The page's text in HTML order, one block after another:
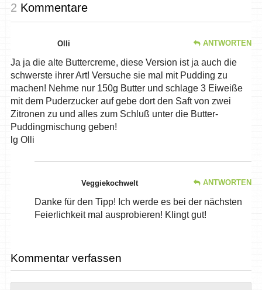
2 Kommentare
Olli ANTWORTEN
Ja ja die alte Buttercreme, diese Version ist ja auch die
schwerste ihrer Art! Versuche sie mal mit Pudding zu
machen! Nehme nur 150g Butter und schlage 3 Eiweiße
mit dem Puderzucker auf gebe dort den Saft von zwei
Zitronen zu und alles zum Schluß unter die Butter-
Puddingmischung geben!
lg Olli
Veggiekochwelt ANTWORTEN
Danke für den Tipp! Ich werde es bei der nächsten
Feierlichkeit mal ausprobieren! Klingt gut!
Kommentar verfassen